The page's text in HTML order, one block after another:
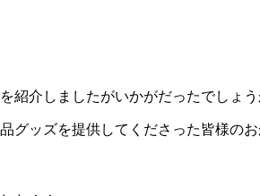
紹介しましたがいかがだったでしょう
グッズを提供してくださった皆様の